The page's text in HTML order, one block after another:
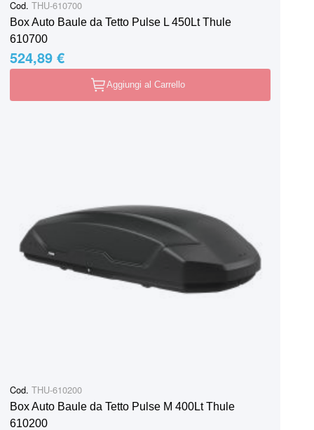
Cod. THU-610700
Box Auto Baule da Tetto Pulse L 450Lt Thule
610700
524,89 €
Aggiungi al Carrello
Cod. THU-610200
Box Auto Baule da Tetto Pulse M 400Lt Thule
610200